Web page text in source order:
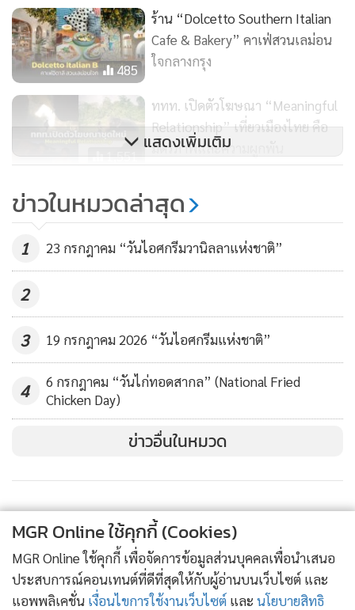
ภายหลังจากที่จัดงานวันเปเปโร่ก็มีวัยรุ่นและประชาชนทั่วไป
สนใจกิจกรรมนี้เป็นจำนวนมาก ทำให้บริษัทล็อตเต้จัดงา
นวันเปเปโร่ต่อเนื่องทุกปี พร้อมทั้งรายได้ที่เป็นกอบเป็นกำจาก
การจำหน่ายเปเปโร่ ทั้งนี้ยังมีความเชื่อที่ถูกลือกันอีกว่า ถ้าอยาก
ผอมและสูงเหมือนขนมเปเปโร่ จะต้องกินขนมดังกล่าวในเวลา
11.11 น. และ 23.11 น.
Photo: instagram.com/pocky_jp
ส่วน วันป๊อกกี้ จัดขึ้นครั้งแรกในปี ค.ศ.1999 โดยบริษัท กูลิโกะ ผู้
ผลิตขนมดังกล่าว โดยในวันนี้ ผู้คนจะมอบขนมป๊อกกี้ให้กับคนที่
485
ร้าน “Dolcetto Southern Italian
Cafe & Bakery” คาเฟ่สวนเลม่อน
ใจกลางกรุง
1,551
ททท. เปิดตัวโฆษณา “Meaningful
Relationship” เที่ยวเมืองไทย คือ
มิตรภาพและความผูกพัน
652
พรวด พ่อค้าแม่ค้าบ่นอุบทั่วไทยต้อง
แสดงเพิ่มเติม
ข่าวในหมวดล่าสุด
1 23 กรกฎาคม “วันไอศกรีมวานิลลาแห่งชาติ”
2
3 19 กรกฎาคม 2026 “วันไอศกรีมแห่งชาติ”
4
6 กรกฎาคม “วันไก่ทอดสากล” (National Fried
Chicken Day)
ข่าวอื่นในหมวด
MGR Online ใช้คุกกี้ (Cookies)
MGR Online ใช้คุกกี้ เพื่อจัดการข้อมูลส่วนบุคคลเพื่อนำเสนอ
ประสบการณ์คอนเทนต์ที่ดีที่สุดให้กับผู้อ่านบนเว็บไซต์ และ
แอพพลิเคชั่น เงื่อนไขการใช้งานเว็บไซต์ และ นโยบายสิทธิ